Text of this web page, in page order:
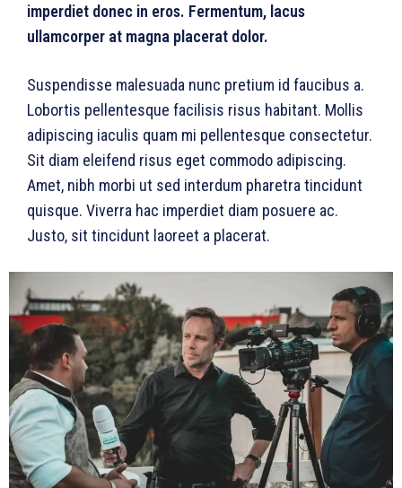
imperdiet donec in eros. Fermentum, lacus
ullamcorper at magna placerat dolor.
Suspendisse malesuada nunc pretium id faucibus a.
Lobortis pellentesque facilisis risus habitant. Mollis
adipiscing iaculis quam mi pellentesque consectetur.
Sit diam eleifend risus eget commodo adipiscing.
Amet, nibh morbi ut sed interdum pharetra tincidunt
quisque. Viverra hac imperdiet diam posuere ac.
Justo, sit tincidunt laoreet a placerat.